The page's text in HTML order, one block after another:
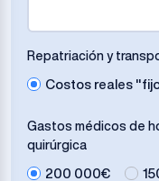
Repatriación y
Costos reales
Gastos médicos de
quirúrgica
200 000€